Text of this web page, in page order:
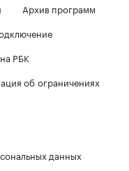
Архив программ
РБК
об ограничениях
данных